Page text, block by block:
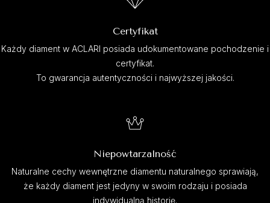
Certyfikat
Każdy diament w ACLARI posiada udokumentowane pochodzenie i
certyfikat.
To gwarancja autentyczności i najwyższej jakości.
Niepowtarzalność
Naturalne cechy wewnętrzne diamentu naturalnego sprawiają,
że każdy diament jest jedyny w swoim rodzaju i posiada
indywidualną historię.